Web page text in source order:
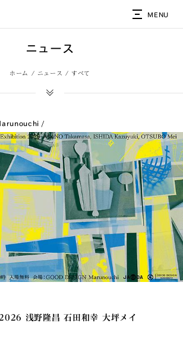
MENU
ニュース
ホーム ニュース すべて
浅野隆昌 石田和幸 大坪メイ